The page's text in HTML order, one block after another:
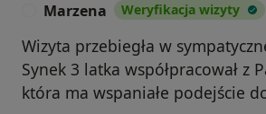
Marzena Weryfikacja wizyty
Wizyta przebiegła w
Synek 3 latka współpracował z
która ma wspaniałe podejście